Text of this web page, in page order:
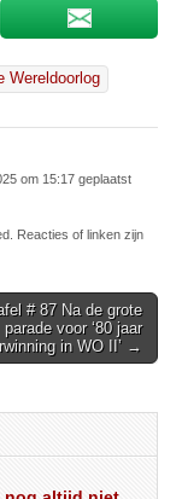
Wereldoorlog
om 15:17 geplaatst
Reacties of linken zijn
# 87 Na de grote
parade voor ‘80 jaar
in WO II’ →